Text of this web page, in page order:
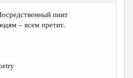
пиит
– всем претит.